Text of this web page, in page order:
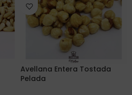
Avellana Entera Tostada
Pelada